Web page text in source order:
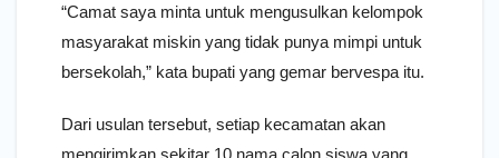
“Camat saya minta untuk mengusulkan kelompok
masyarakat miskin yang tidak punya mimpi untuk
bersekolah,” kata bupati yang gemar bervespa itu.
Dari usulan tersebut, setiap kecamatan akan
mengirimkan sekitar 10 nama calon siswa yang